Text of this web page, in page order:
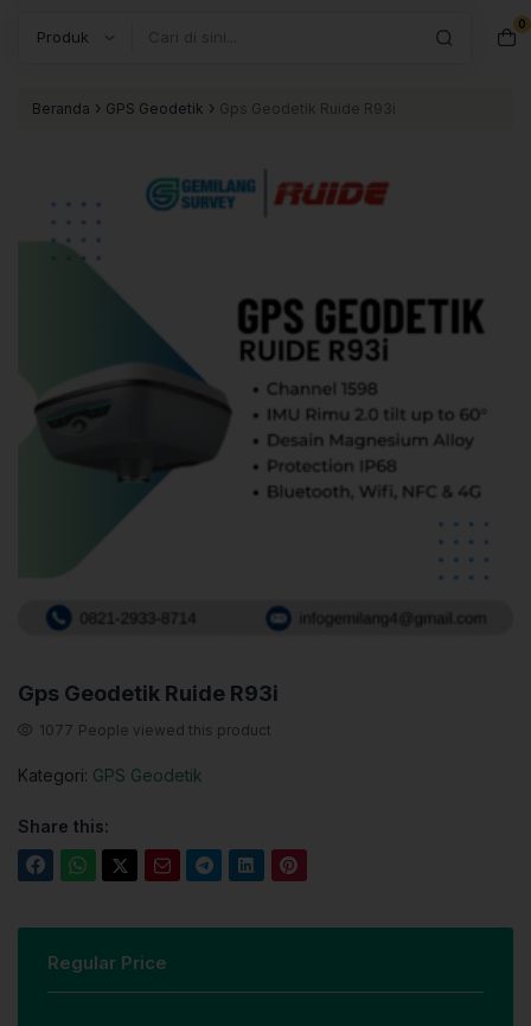
0
Beranda › GPS Geodetik › Gps Geodetik Ruide R93i
Gps Geodetik Ruide R93i
1077 People viewed this product
Kategori: GPS Geodetik
Share this:
Regular Price